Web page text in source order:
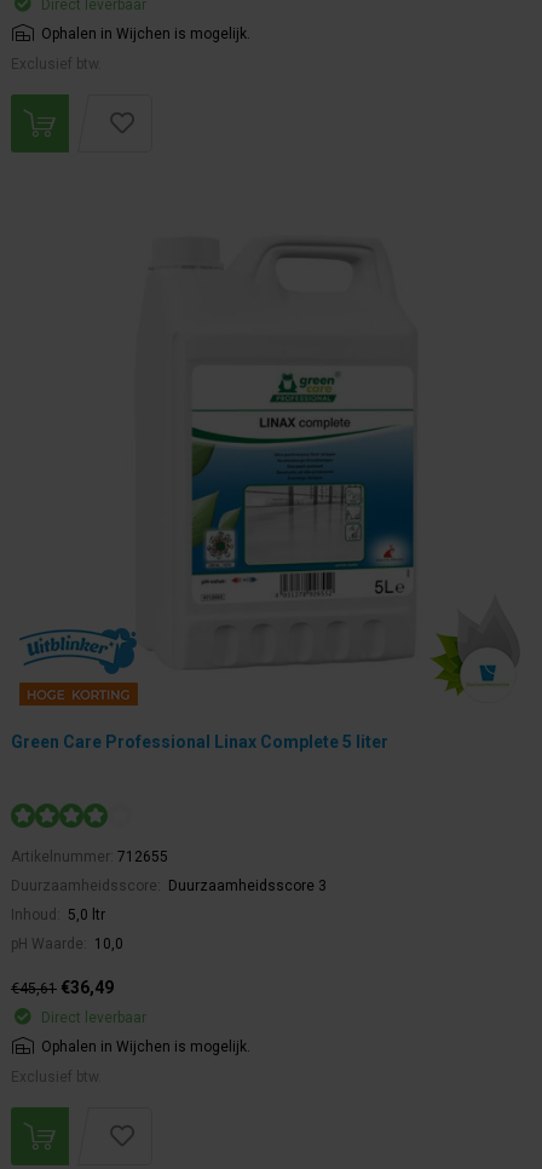
Direct leverbaar
Ophalen in Wijchen is mogelijk.
Exclusief btw.
Green Care Professional Linax Complete 5 liter
Artikelnummer: 712655
Duurzaamheidsscore:
Duurzaamheidsscore 3
Inhoud:
5,0 ltr
pH Waarde:
10,0
€45,61 €36,49
Direct leverbaar
Ophalen in Wijchen is mogelijk.
Exclusief btw.